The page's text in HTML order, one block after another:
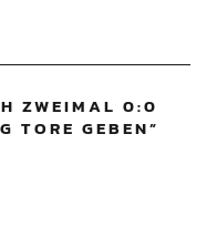
ZWEIMAL 0:0
TORE GEBEN”